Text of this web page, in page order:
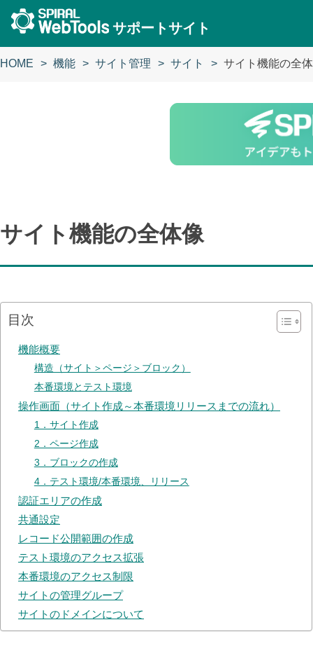
サポートサイト
HOME 機能 サイト管理 サイト サイト機能の全
サイト機能の全体像
目次
機能概要
構造（サイト＞ページ＞ブロック）
本番環境とテスト環境
操作画面（サイト作成～本番環境リリースまでの流れ）
1．サイト作成
2．ページ作成
3．ブロックの作成
4．テスト環境/本番環境、リリース
認証エリアの作成
共通設定
レコード公開範囲の作成
テスト環境のアクセス拡張
本番環境のアクセス制限
サイトの管理グループ
サイトのドメインについて